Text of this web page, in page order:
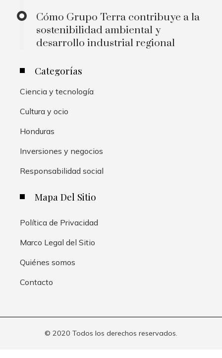
Cómo Grupo Terra contribuye a la
sostenibilidad ambiental y
desarrollo industrial regional
Categorías
Ciencia y tecnología
Cultura y ocio
Honduras
Inversiones y negocios
Responsabilidad social
Mapa Del Sitio
Política de Privacidad
Marco Legal del Sitio
Quiénes somos
Contacto
© 2020 Todos los derechos reservados.